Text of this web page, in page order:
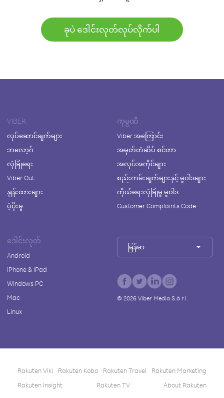
ခုပဲ ဒေါင်းလုတ်လုပ်လိုက်ပါ
VIBER
လုပ်ဆောင်ချက်များ
ဘလော့ဂ်
လုံခြုံရေး
Viber Out
နှုန်းထားများ
ပံ့ပိုးမှု
ကုမ္ပဏီ
Viber အကြောင်း
အမှတ်တံဆိပ် စင်တာ
အလုပ်အကိုင်များ
စည်းကမ်းချက်များနှင့် မူဝါဒများ
ကိုယ်ရေးလုံခြုံမှု မူဝါဒ
Customer Complaints Code
ဒေါင်းလုတ်
Android
iPhone & iPad
Windows PC
Mac
Linux
မြန်မာ
© 2026Viber Media S.à r.l.
Rakuten Viki Rakuten Kobo Rakuten Travel
Rakuten Marketing
Rakuten Insight
Rakuten TV About Rakuten